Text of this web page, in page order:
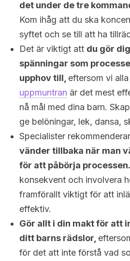
det under de tre
Kom ihåg att du ska
syftet och se till att ha
Det är viktigt att du gör
spänningar som
upphov till, eftersom vi
uppmuntran är det mest
nå mål med dina barn.
ge belöningar, lek, dansa,
Specialister
vänder tillbaka när man
för att påbörja processen.
konsekvent och involvera
framförallt viktigt för att
effektiv.
Gör allt i din makt för att
ditt barns rädslor,
för det att inte förstå vad